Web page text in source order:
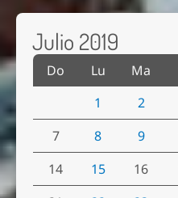
Julio 2019
Do Lu Ma
1
2
7
8 9
14
15 16